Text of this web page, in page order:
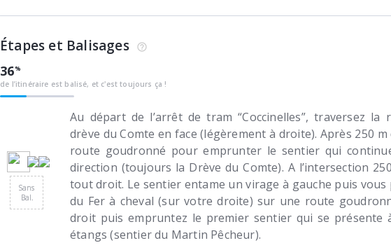
Étapes et Balisages
36
de l’itinéraire est balisé, et c'est toujours ça !
Sans
Bal.
Au départ de l’arrêt de tram “Coccinelles”, traversez
drève du Comte en face (légèrement à droite). Après 250
route goudronné pour emprunter le sentier qui
direction (toujours la Drève du Comte). A l’intersection
tout droit. Le sentier entame un virage à gauche puis vous
du Fer à cheval (sur votre droite) sur une route
droit puis empruntez le premier sentier qui se présente
étangs (sentier du Martin Pêcheur).